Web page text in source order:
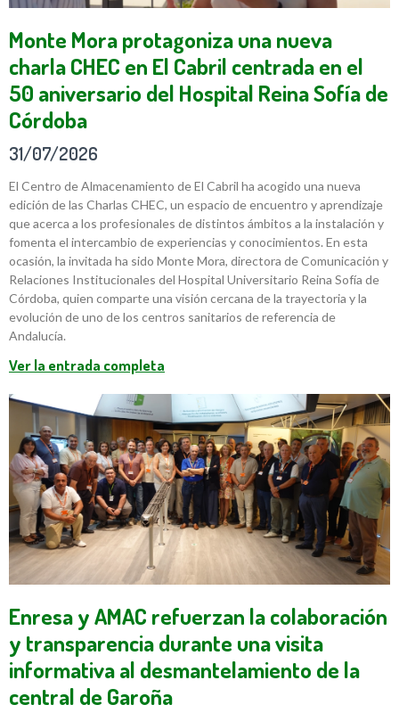
Monte Mora protagoniza una nueva
charla CHEC en El Cabril centrada en el
50 aniversario del Hospital Reina Sofía de
Córdoba
31/07/2026
El Centro de Almacenamiento de El Cabril ha acogido una nueva
edición de las Charlas CHEC, un espacio de encuentro y aprendizaje
que acerca a los profesionales de distintos ámbitos a la instalación y
fomenta el intercambio de experiencias y conocimientos. En esta
ocasión, la invitada ha sido Monte Mora, directora de Comunicación y
Relaciones Institucionales del Hospital Universitario Reina Sofía de
Córdoba, quien comparte una visión cercana de la trayectoria y la
evolución de uno de los centros sanitarios de referencia de
Andalucía.
Ver la entrada completa
Enresa y AMAC refuerzan la colaboración
y transparencia durante una visita
informativa al desmantelamiento de la
central de Garoña